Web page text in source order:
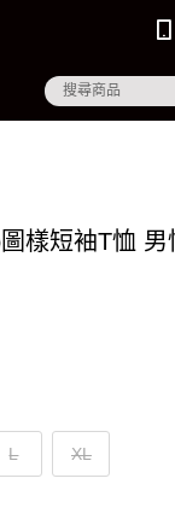
樣短袖T恤 男
L XL